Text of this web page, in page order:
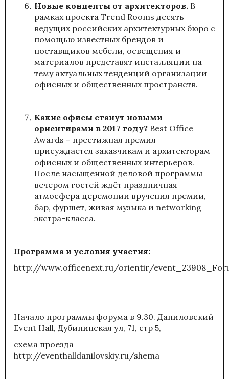
Новые концепты от архитекторов. В
рамках проекта Trend Rooms десять
ведущих российских архитектурных бюро с
помощью известных брендов и
поставщиков мебели, освещения и
материалов представят инсталляции на
тему актуальных тенденций организации
офисных и общественных пространств.
Какие офисы станут новыми
ориентирами в 2017 году? Best Office
Awards – престижная премия
присуждается заказчикам и архитекторам
офисных и общественных интерьеров.
После насыщенной деловой программы
вечером гостей ждёт праздничная
атмосфера церемонии вручения премии,
бар, фуршет, живая музыка и networking
экстра-класса.
Программа и условия участия:
http://www.officenext.ru/orientir/
Начало программы форума в 9.30. Даниловский
Event Hall, Дубининская ул, 71, стр 5,
схема проезда
http://eventhalldanilovskiy.ru/shema